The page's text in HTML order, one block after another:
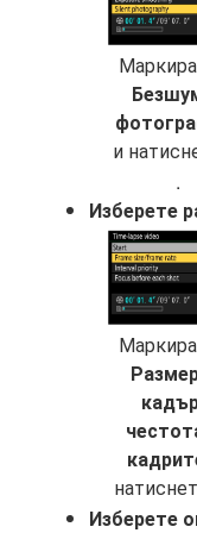
и
.
Изберете
Изберете